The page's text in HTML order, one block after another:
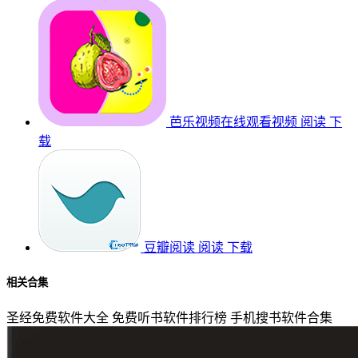
芭乐视频在线观看视频 阅读
下
载
豆瓣阅读 阅读 下载
相关合集
圣经免费软件大全 免费听书软件排行榜 手机搜书软件合集